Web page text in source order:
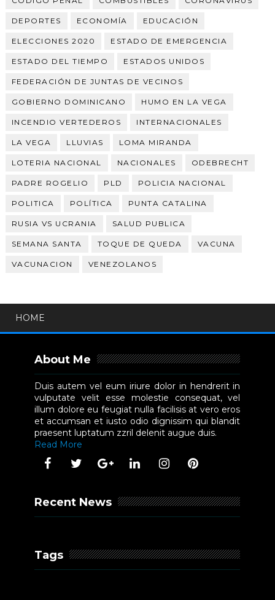
DEPORTES ECONOMÍA EDUCACIÓN
ELECCIONES 2020 ESTADO DE EMERGENCIA
ESTADO DEL TIEMPO ESTADOS UNIDOS
FEDERACIÓN DE JUNTAS DE VECINOS
GOBIERNO DOMINICANO HUMO EN LA VEGA
INCENDIO VERTEDEROS INTERNACIONALES
LA VEGA LLUVIAS LOMA MIRANDA
LOTERIA NACIONAL NACIONALES ODEBRECHT
PADRE ROGELIO PLD POLICIA NACIONAL
POLITICA POLÍTICA PUNTA CATALINA
RUSIA VS UCRANIA SALUD PUBLICA
SEMANA SANTA TOQUE DE QUEDA VACUNA
VACUNACION VENEZOLANOS
HOME
About Me
Duis autem vel eum iriure dolor in hendrerit in
vulputate velit esse molestie consequat, vel
illum dolore eu feugiat nulla facilisis at vero eros
et accumsan et iusto odio dignissim qui blandit
praesent luptatum zzril delenit augue duis.
Read More
Recent News
Tags